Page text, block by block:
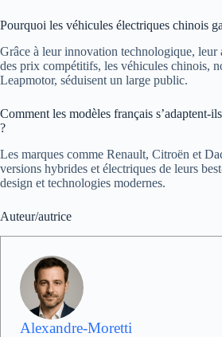
Pourquoi les véhicules électriques chinois
Grâce à leur innovation technologique, leur
des prix compétitifs, les véhicules chinois,
Leapmotor, séduisent un large public.
Comment les modèles français s’adaptent-
?
Les marques comme Renault, Citroën et
versions hybrides et électriques de leurs
design et technologies modernes.
Auteur/autrice
Alexandre-Moretti